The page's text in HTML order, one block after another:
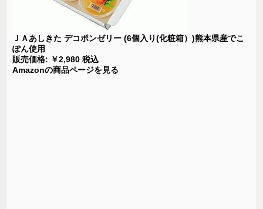
ＪＡあしきた デコポンゼリー (6個入り(化粧箱）)熊本県産でこ
ぽん使用
販売価格: ￥2,980 税込
Amazonの商品ページを見る